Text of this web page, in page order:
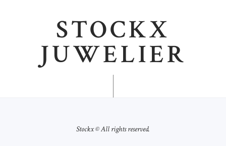
STOCKX
JUWELIER
Stockx © All rights reserved.